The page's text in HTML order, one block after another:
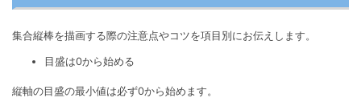
集合縦棒を描画する際の注意点やコツを項目別にお伝えします。
目盛は0から始める
縦軸の目盛の最小値は必ず0から始めます。